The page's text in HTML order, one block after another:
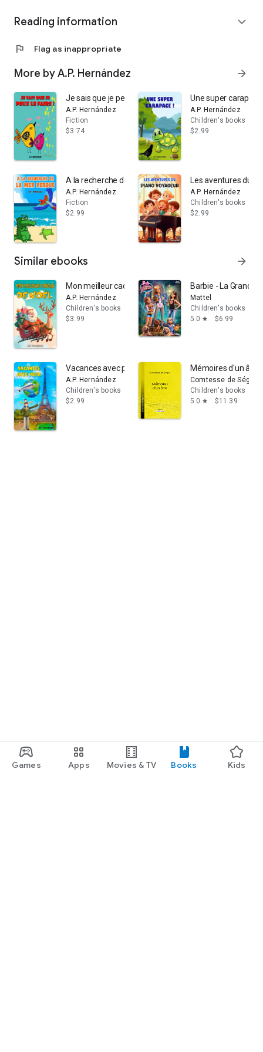
Games Apps Movies & TV Books Kids
Reading information expand_more
flag Flag as inappropriate
More by A.P. Hernández arrow_forward
Je sais que je peux le faire !
A.P. Hernández
Fiction
$3.74
Une super carapace
A.P. Hernández
Children's books
$2.99
A la recherche de la mer perdue: Livre pour enfants de
A.P. Hernández
Fiction
$2.99
Les aventures du
A.P. Hernández
Children's books
$2.99
Similar ebooks arrow_forward
Mon meilleur cadeau de Noël: Un cadeau différent -
A.P. Hernández
Children's books
$3.99
Barbie - La Grande
Mattel
Children's books
5.0 star $6.99
Vacances avec papa: Livre pour enfants de 6 à 7 ans :
A.P. Hernández
Children's books
$2.99
Mémoires d'un âne
Comtesse de Ségur,
Children's books
5.0 star $11.39